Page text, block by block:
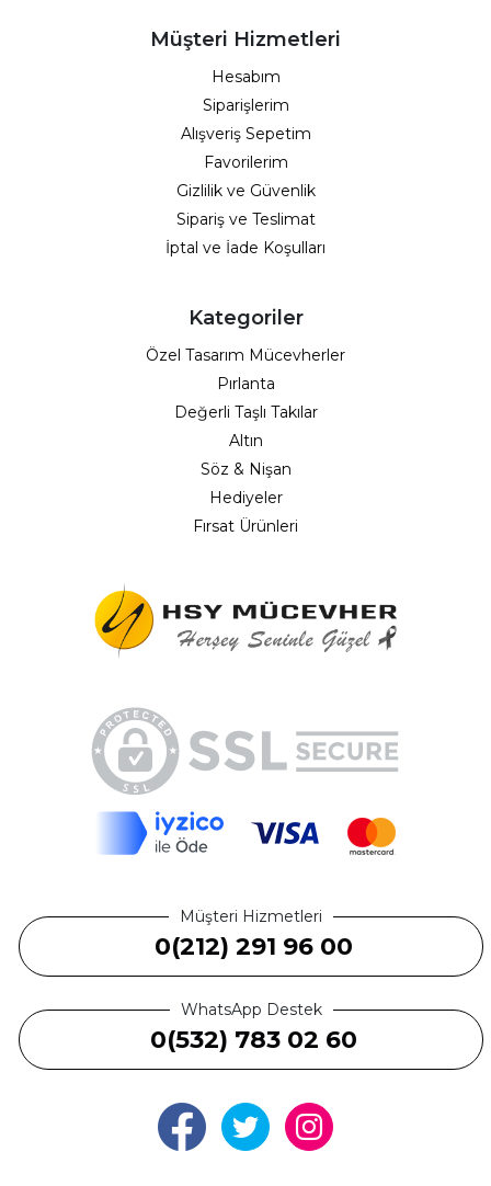
Müşteri Hizmetleri
Hesabım
Siparişlerim
Alışveriş Sepetim
Favorilerim
Gizlilik ve Güvenlik
Sipariş ve Teslimat
İptal ve İade Koşulları
Kategoriler
Özel Tasarım Mücevherler
Pırlanta
Değerli Taşlı Takılar
Altın
Söz & Nişan
Hediyeler
Fırsat Ürünleri
Müşteri Hizmetleri
0(212) 291 96 00
WhatsApp Destek
0(532) 783 02 60